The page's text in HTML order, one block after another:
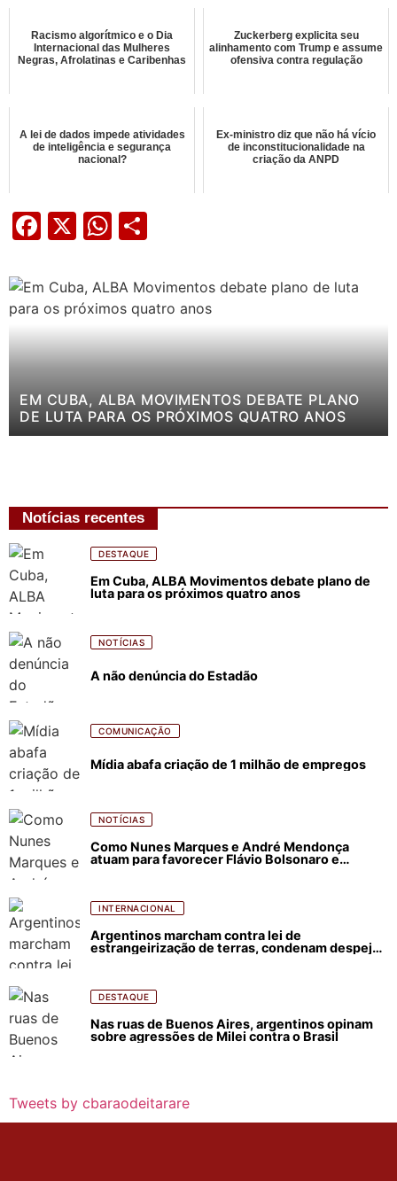
Racismo algorítmico e o Dia
Internacional das Mulheres
Negras, Afrolatinas e Caribenhas
Zuckerberg explicita seu
alinhamento com Trump e assume
ofensiva contra regulação
A lei de dados impede atividades
de inteligência e segurança
nacional?
Ex-ministro diz que não há vício
de inconstitucionalidade na
criação da ANPD
Facebook
X WhatsApp
EM CUBA, ALBA MOVIMENTOS DEBATE PLANO
DE LUTA PARA OS PRÓXIMOS QUATRO ANOS
Notícias recentes
DESTAQUE
Em Cuba, ALBA Movimentos debate plano de
luta para os próximos quatro anos
NOTÍCIAS
A não denúncia do Estadão
COMUNICAÇÃO
Mídia abafa criação de 1 milhão de empregos
NOTÍCIAS
Como Nunes Marques e André Mendonça
atuam para favorecer Flávio Bolsonaro e
INTERNACIONAL
Argentinos marcham contra lei de
estrangeirização de terras, condenam despejos
DESTAQUE
Nas ruas de Buenos Aires, argentinos opinam
sobre agressões de Milei contra o Brasil
Tweets by cbaraodeitarare